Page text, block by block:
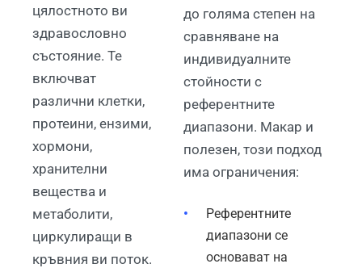
цялостното ви
здравословно
състояние. Те
включват
различни клетки,
протеини, ензими,
хормони,
хранителни
вещества и
метаболити,
циркулиращи в
кръвния ви поток.
до голяма степен на
сравняване на
индивидуалните
стойности с
референтните
диапазони. Макар и
полезен, този подход
има ограничения:
Референтните
диапазони се
основават на